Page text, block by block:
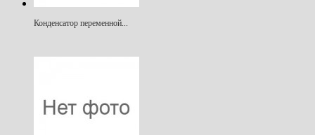
Конденсатор переменной...